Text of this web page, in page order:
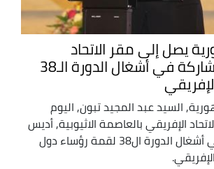
يصل إلى مقر الاتحاد
الإفريقي للمشاركة في أشغال الدورة الـ38
السيد عبد المجيد تبون, اليوم
الإفريقي بالعاصمة الاثيوبية, أديس
أبابا, للمشاركة في أشغال الدورة ال38 لقمة رؤساء دول